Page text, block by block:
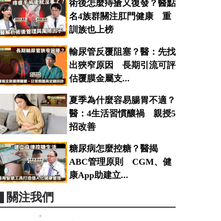
術後怎麼痔瘡又復發？醫點
名4族群關注肛門健康 重
訓族也上榜
輸尿管反覆阻塞？醫：先找
出狹窄原因 長期引流可評
估覆膜金屬支...
夏季為什麼容易腸胃不適？
醫：4生活習慣釀禍 親授5
招改善
糖尿病怎麼控糖？醫揭
ABC管理原則 CGM、健
康App助建立...
注我們